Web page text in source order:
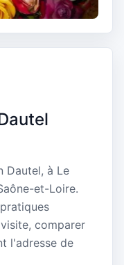
Dautel, à Le
et-Loire.
comparer
l'adresse de